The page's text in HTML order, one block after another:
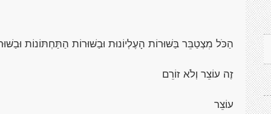
הַכֹּל מִצְטַבֵּר בַּשּׁוּרוֹת הָעֶלְיוֹנוּת וּבַשּׁוּרוֹת הַתַּחְתּוֹנוֹת
זֶה עוֹצֵר וְלֹא זוֹרֵם
עוֹצֵר